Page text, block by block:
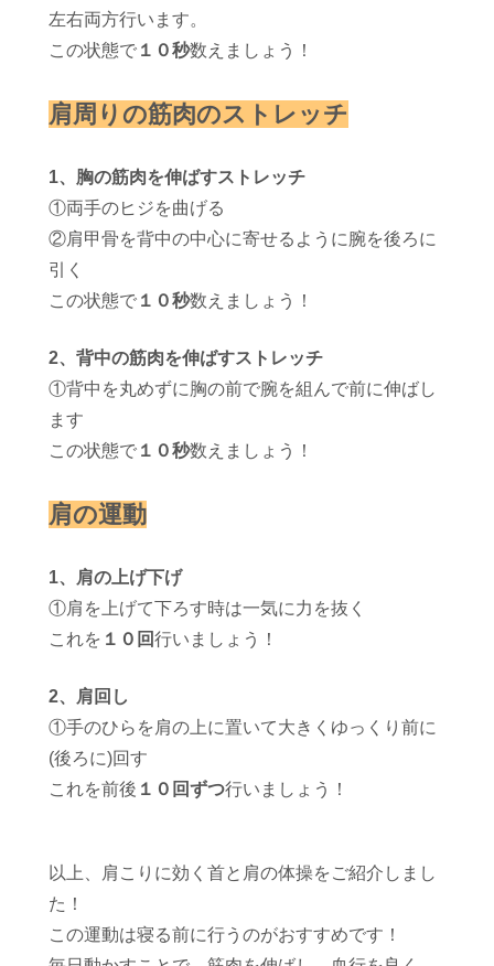
左右両方行います。
この状態で １０秒数えましょう！
肩周りの筋肉のストレッチ
1、胸の筋肉を伸ばすストレッチ
①両手のヒジを曲げる
②肩甲骨を背中の中心に寄せるように腕を後ろに
引く
この状態で １０秒数えましょう！
2、背中の筋肉を伸ばすストレッチ
①背中を丸めずに胸の前で腕を組んで前に伸ばし
ます
この状態で １０秒数えましょう！
肩の運動
1、肩の上げ下げ
①肩を上げて下ろす時は一気に力を抜く
これを １０回行いましょう！
2、肩回し
①手のひらを肩の上に置いて大きくゆっくり前に
(後ろに)回す
これを前後 １０回ずつ行いましょう！
以上、 肩こりに効く首と肩の体操をご紹介しまし
た！
この運動は寝る前に行うのがおすすめです！